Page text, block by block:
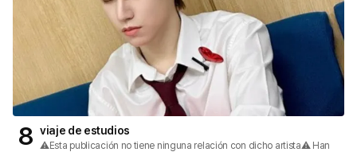
8 viaje de estudios
⚠️Esta publicación no tiene ninguna relación con dicho artista⚠️ Han